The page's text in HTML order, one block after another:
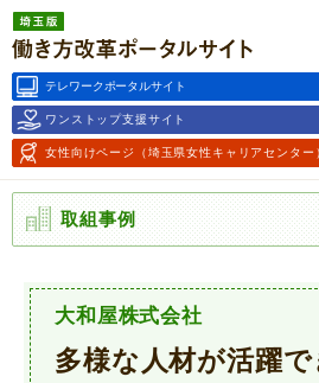
埼玉版働き方改革ポータルサ
イト
テレワークポータルサイト
ワンストップ支援サイト
女性向けページ （埼玉県女性キャリアセンター
取組事例
大和屋株式会社
多様な人材が活躍で